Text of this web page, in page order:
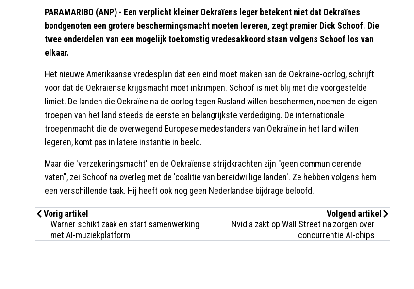
PARAMARIBO (ANP) - Een verplicht kleiner Oekraïens leger betekent niet dat Oekraïnes
bondgenoten een grotere beschermingsmacht moeten leveren, zegt premier Dick Schoof. Die
twee onderdelen van een mogelijk toekomstig vredesakkoord staan volgens Schoof los van
elkaar.
Het nieuwe Amerikaanse vredesplan dat een eind moet maken aan de Oekraïne-oorlog, schrijft
voor dat de Oekraïense krijgsmacht moet inkrimpen. Schoof is niet blij met die voorgestelde
limiet. De landen die Oekraïne na de oorlog tegen Rusland willen beschermen, noemen de eigen
troepen van het land steeds de eerste en belangrijkste verdediging. De internationale
troepenmacht die de overwegend Europese medestanders van Oekraïne in het land willen
legeren, komt pas in latere instantie in beeld.
Maar die 'verzekeringsmacht' en de Oekraïense strijdkrachten zijn "geen communicerende
vaten", zei Schoof na overleg met de 'coalitie van bereidwillige landen'. Ze hebben volgens hem
een verschillende taak. Hij heeft ook nog geen Nederlandse bijdrage beloofd.
Vorig artikel
Warner schikt zaak en start samenwerking
met AI-muziekplatform
Volgend artikel
Nvidia zakt op Wall Street na zorgen over
concurrentie AI-chips